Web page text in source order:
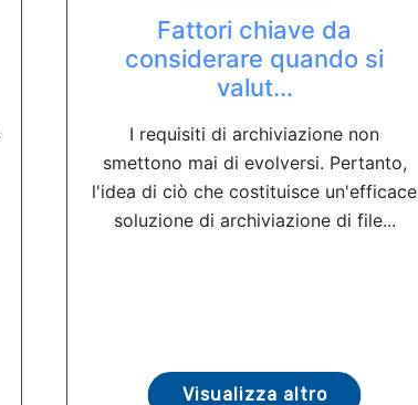
Fattori chiave da
considerare quando si
valut...
I requisiti di archiviazione non
smettono mai di evolversi. Pertanto,
l'idea di ciò che costituisce un'efficace
soluzione di archiviazione di file...
Visualizza altro